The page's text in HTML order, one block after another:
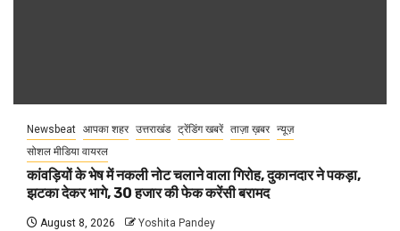
Newsbeat आपका शहर उत्तराखंड ट्रेंडिंग खबरें ताज़ा ख़बर न्यूज़
सोशल मीडिया वायरल
कांवड़ियों के भेष में नकली नोट चलाने वाला गिरोह, दुकानदार ने पकड़ा,
झटका देकर भागे, 30 हजार की फेक करेंसी बरामद
August 8, 2026 Yoshita Pandey